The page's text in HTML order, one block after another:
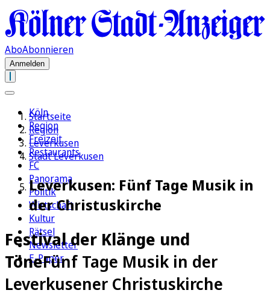
AboAbonnieren
Anmelden
Köln
Region
Freizeit
Restaurants
FC
Panorama
Politik
Wirtschaft
Kultur
Rätsel
Newsletter
E-Paper
Startseite
Region
Leverkusen
Stadt Leverkusen
Leverkusen: Fünf Tage Musik in
der Christuskirche
Festival der Klänge und
TöneFünf Tage Musik in der
Leverkusener Christuskirche